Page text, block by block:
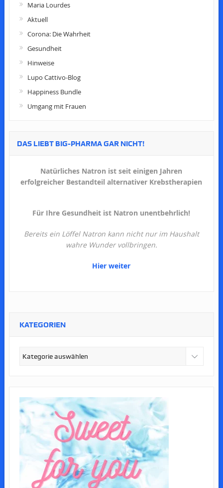
Maria Lourdes
Aktuell
Corona: Die Wahrheit
Gesundheit
Hinweise
Lupo Cattivo-Blog
Happiness Bundle
Umgang mit Frauen
DAS LIEBT BIG-PHARMA GAR NICHT!
Natürliches Natron ist seit einigen Jahren
erfolgreicher Bestandteil alternativer Krebstherapien
Für Ihre Gesundheit ist Natron unentbehrlich!
Bereits ein Löffel Natron kann nicht nur im Haushalt
wahre Wunder vollbringen.
Hier weiter
KATEGORIEN